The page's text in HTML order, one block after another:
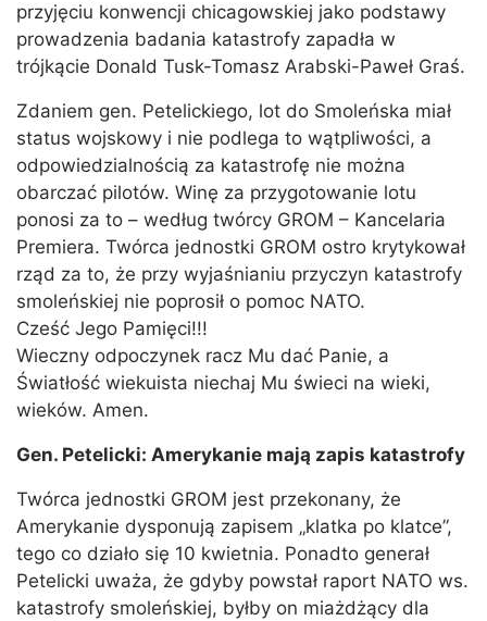
przyjęciu konwencji chicagowskiej jako podstawy
prowadzenia badania katastrofy zapadła w
trójkącie Donald Tusk-Tomasz Arabski-Paweł Graś.
Zdaniem gen. Petelickiego, lot do Smoleńska miał
status wojskowy i nie podlega to wątpliwości, a
odpowiedzialnością za katastrofę nie można
obarczać pilotów. Winę za przygotowanie lotu
ponosi za to – według twórcy GROM – Kancelaria
Premiera. Twórca jednostki GROM ostro krytykował
rząd za to, że przy wyjaśnianiu przyczyn katastrofy
smoleńskiej nie poprosił o pomoc NATO.
Cześć Jego Pamięci!!!
Wieczny odpoczynek racz Mu dać Panie, a
Światłość wiekuista niechaj Mu świeci na wieki,
wieków. Amen.
Gen. Petelicki: Amerykanie mają zapis katastrofy
Twórca jednostki GROM jest przekonany, że
Amerykanie dysponują zapisem „klatka po klatce”,
tego co działo się 10 kwietnia. Ponadto generał
Petelicki uważa, że gdyby powstał raport NATO ws.
katastrofy smoleńskiej, byłby on miażdżący dla